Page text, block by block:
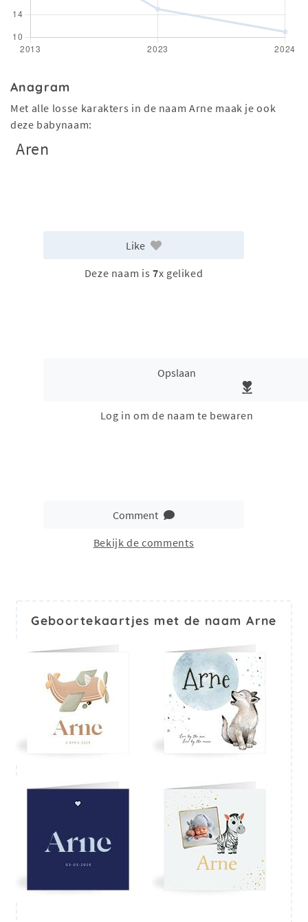
Anagram
Met alle losse karakters in de naam Arne maak je ook
deze babynaam:
Aren
Like
Deze naam is 7x geliked
Opslaan
Log in om de naam te bewaren
Comment
Bekijk de comments
Geboortekaartjes met de naam Arne